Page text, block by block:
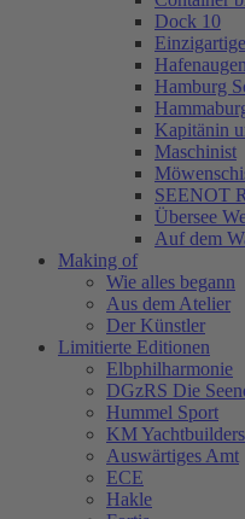
Dock 10
Hamburg
Kapitänin
Maschinist
SEENOT
Übersee
Auf dem
Making of
Wie alles begann
Aus dem Atelier
Der Künstler
Limitierte Editionen
Elbphilharmonie
DGzRS Die
Hummel Sport
KM Yachtbuilders
Auswärtiges Amt
ECE
Hakle